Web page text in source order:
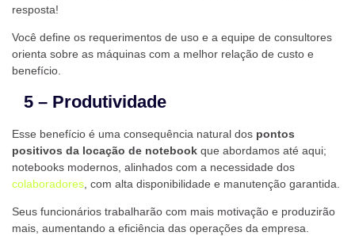
resposta!
Você define os requerimentos de uso e a equipe de consultores
orienta sobre as máquinas com a melhor relação de custo e
benefício.
5 – Produtividade
Esse benefício é uma consequência natural dos pontos
positivos da locação de notebook que abordamos até aqui;
notebooks modernos, alinhados com a necessidade dos
colaboradores , com alta disponibilidade e manutenção garantida.
Seus funcionários trabalharão com mais motivação e produzirão
mais, aumentando a eficiência das operações da empresa.